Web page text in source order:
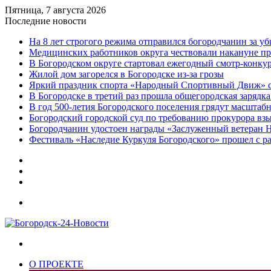
Пятница, 7 августа 2026
Последние новости
На 8 лет строгого режима отправился богородчанин за
Медицинских работников округа чествовали накануне
В Богородском округе стартовал ежегодный смотр-
Жилой дом загорелся в Богородске из-за грозы
Яркий праздник спорта «Народный Спортивный Движ»
В Богородске в третий раз прошла общегородская
В год 500-летия Богородского поселения грядут
️Богородский городской суд по требованию прокурора
Богородчанин удостоен награды «Заслуженный ветеран
Фестиваль «Наследие Куркуля Богородского» прошел с
О ПРОЕКТЕ